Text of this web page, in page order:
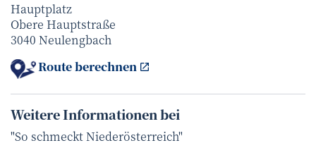
Hauptplatz
Obere Hauptstraße
3040 Neulengbach
Route berechnen
Weitere Informationen bei
"So schmeckt Niederösterreich"